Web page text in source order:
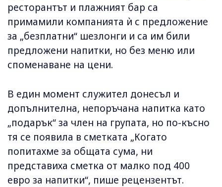
ресторантът и плажният бар са
примамили компанията ѝ с предложение
за „безплатни“ шезлонги и са им били
предложени напитки, но без меню или
споменаване на цени.
В един момент служител донесъл и
допълнителна, непоръчана напитка като
„подарък“ за член на групата, но по-късно
тя се появила в сметката „Когато
попитахме за общата сума, ни
представиха сметка от малко под 400
евро за напитки“, пише рецензентът.